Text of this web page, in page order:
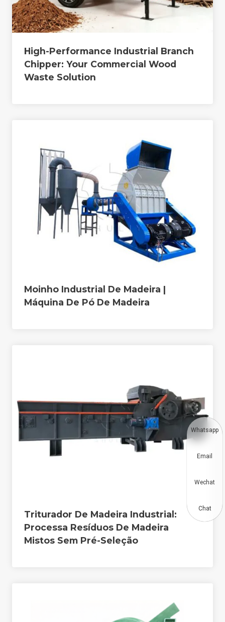
High-Performance Industrial Branch
Chipper: Your Commercial Wood
Waste Solution
Moinho Industrial De Madeira |
Máquina De Pó De Madeira
Triturador De Madeira Industrial:
Processa Resíduos De Madeira
Mistos Sem Pré-Seleção
Whatsapp
Email
Wechat
Chat